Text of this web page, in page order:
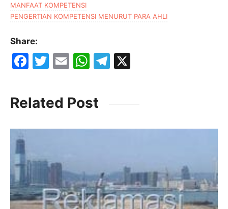
MANFAAT KOMPETENSI
PENGERTIAN KOMPETENSI MENURUT PARA AHLI
Share:
F
c
e
b
o
k
T
itt
er
E
ai
l
W
at
s
A
T
a
Related Post